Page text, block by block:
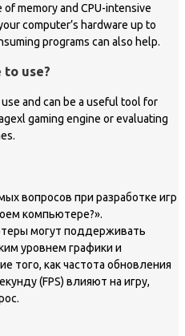
memory and CPU-intensive
computer’s hardware up to
programs can also help.
use?
and can be a useful tool for
gaming engine or evaluating
вопросов при разработке игр
компьютере?».
могут поддерживать
уровнем графики и
того, как частота обновления
(FPS) влияют на игру,